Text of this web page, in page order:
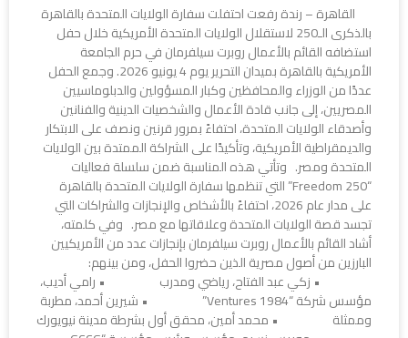
القاهرة – رندة رفعت احتفلت سفارة الولايات المتحدة بالقاهرة
بالذكرى الـ250 لاستقلال الولايات المتحدة الأمريكية خلال حفل
استضافه القائم بالأعمال روبرت سيلفرمان في حرم الجامعة
الأمريكية بالقاهرة بميدان التحرير يوم 4 يونيو 2026. وجمع الحفل
عددًا من الوزراء والمحافظين وكبار المسؤولين والدبلوماسيين
المصريين، إلى جانب قادة الأعمال والشخصيات الدينية والفنانين
وأصدقاء الولايات المتحدة، احتفاءً بمرور قرنين ونصف على الابتكار
والديمقراطية الأمريكية، وتأكيدًا على الشراكة الممتدة بين الولايات
المتحدة ومصر. وتأتي هذه المناسبة ضمن سلسلة فعاليات
“Freedom 250” التي تنظمها سفارة الولايات المتحدة بالقاهرة
على مدار عام 2026، احتفاءً بالأشخاص والإنجازات والشراكات التي
تجسد قصة الولايات المتحدة وعلاقاتها مع مصر. وفي كلمته،
أشاد القائم بالأعمال روبرت سيلفرمان بإنجازات عدد من الأمريكيين
البارزين من أصول مصرية الذين حضروا الحفل، ومن بينهم:
• زكي عبد الفتاح، رياضي ومدرب • رامي أديب،
مؤسس شركة “1984 Ventures” • شيرين أحمد، مطربة
وممثلة • محمد أمين، محقق أول بشرطة مدينة نيويورك